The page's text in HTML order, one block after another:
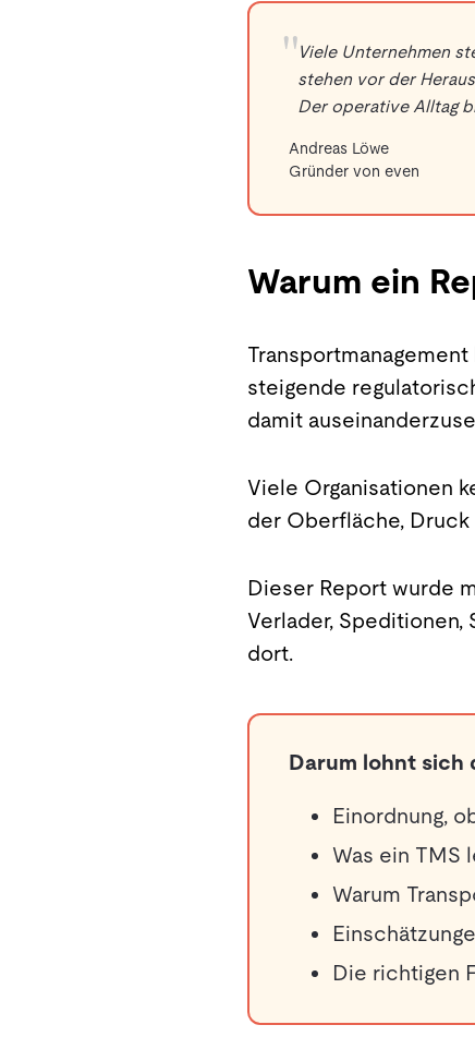
"Viele Unternehmen
stehen vor der
Der operative Alltag
Andreas Löwe
Gründer von even
Warum ein
steigende
damit
Viele Organisationen
der Oberfläche, Druck
Dieser Report wurde
Verlader,
dort.
Darum lohnt sich
Einordnung,
Was ein TMS
Warum
Die richtigen